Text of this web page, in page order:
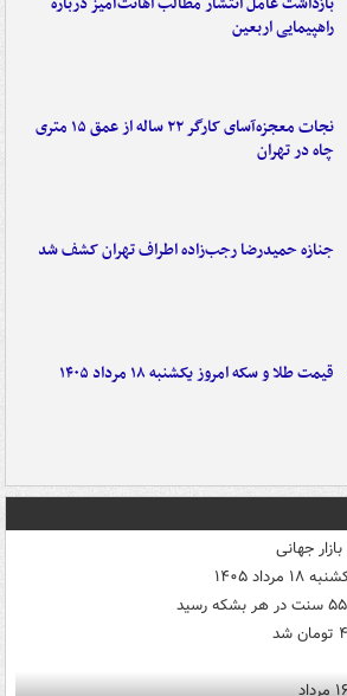
راهپیمایی اربعین
نجات معجزه‌آسای کارگر ۲۲ ساله از عمق ۱۵ متری
چاه در تهران
جنازه حمیدرضا رجب‌زاده اطراف تهران کشف شد
قیمت طلا و سکه امروز یکشنبه ۱۸ مرداد ۱۴۰۵
جهانی
۱۴۰۵